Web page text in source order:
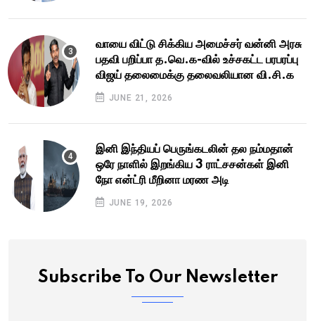
வாயை விட்டு சிக்கிய அமைச்சர் வன்னி அரசு
பதவி பறிப்பா த.வெ.க-வில் உச்சகட்ட பரபரப்பு
விஜய் தலைமைக்கு தலைவலியான வி.சி.க
JUNE 21, 2026
இனி இந்தியப் பெருங்கடலின் தல நம்மதான்
ஒரே நாளில் இறங்கிய 3 ராட்சசன்கள் இனி
நோ என்ட்ரி மீறினா மரண அடி
JUNE 19, 2026
Subscribe To Our Newsletter